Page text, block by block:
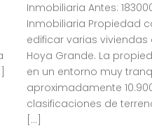
Inmobiliaria Antes:
Inmobiliaria Propiedad
edificar varias
Hoya Grande. La
en un entorno muy
aproximadamente
clasificaciones de
[…]